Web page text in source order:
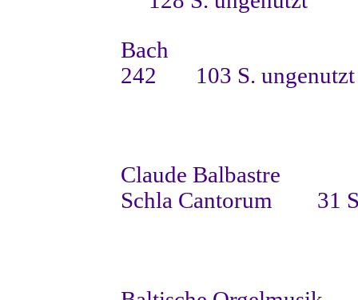
Bach
242
103 S. ungenutzt
Claude Balbastre
Schla Cantorum
31